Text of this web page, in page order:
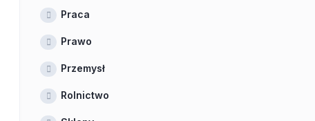
Praca
Prawo
Przemysł
Rolnictwo